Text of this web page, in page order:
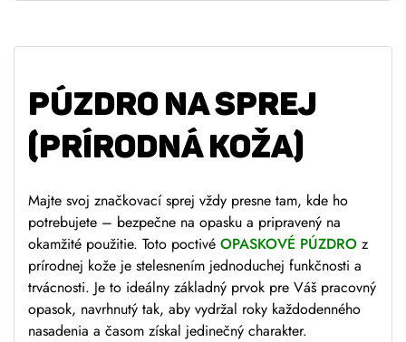
PÚZDRO NA SPREJ
(PRÍRODNÁ KOŽA)
Majte svoj značkovací sprej vždy presne tam, kde ho
potrebujete – bezpečne na opasku a pripravený na
okamžité použitie. Toto poctivé OPASKOVÉ PÚZDRO z
prírodnej kože je stelesnením jednoduchej funkčnosti a
trvácnosti. Je to ideálny základný prvok pre Váš pracovný
opasok, navrhnutý tak, aby vydržal roky každodenného
nasadenia a časom získal jedinečný charakter.